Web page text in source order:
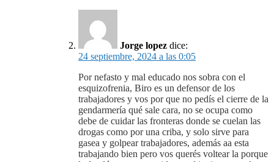
Jorge lopez dice:
24 septiembre, 2024 a las 0:05
Por nefasto y mal educado nos sobra con el
esquizofrenia, Biro es un defensor de los
trabajadores y vos por que no pedís el cierre de la
gendarmería qué sale cara, no se ocupa como
debe de cuidar las fronteras donde se cuelan las
drogas como por una criba, y solo sirve para
gasea y golpear trabajadores, además aa esta
trabajando bien pero vos querés voltear la porque